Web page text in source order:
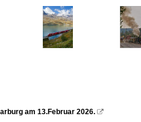
am 13.Februar 2026. 